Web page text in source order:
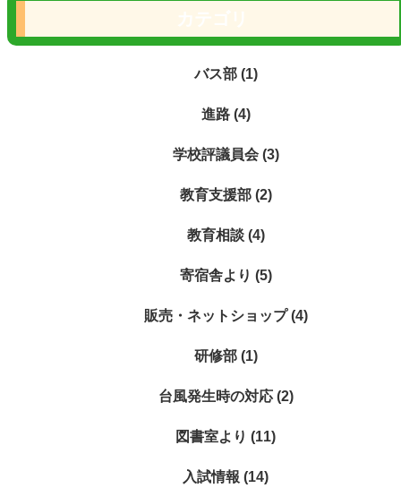
バス部 (1)
進路 (4)
学校評議員会 (3)
教育支援部 (2)
教育相談 (4)
寄宿舎より (5)
販売・ネットショップ (4)
研修部 (1)
台風発生時の対応 (2)
図書室より (11)
入試情報 (14)